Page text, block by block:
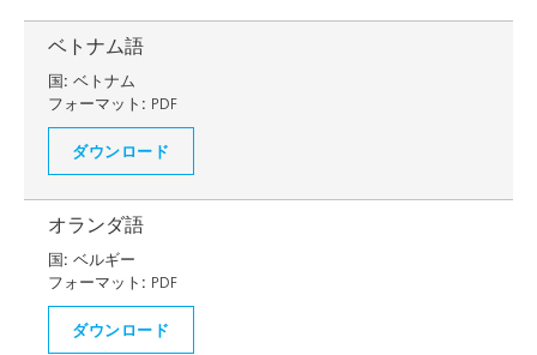
ベトナム語
国: ベトナム
フォーマット: PDF
ダウンロード
オランダ語
国: ベルギー
フォーマット: PDF
ダウンロード